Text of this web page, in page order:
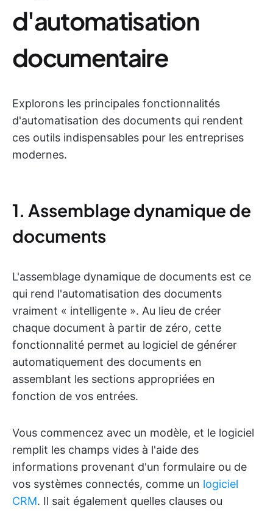
d'automatisation
documentaire
Explorons les principales fonctionnalités
d'automatisation des documents qui rendent
ces outils indispensables pour les entreprises
modernes.
1. Assemblage dynamique de
documents
L'assemblage dynamique de documents est ce
qui rend l'automatisation des documents
vraiment « intelligente ». Au lieu de créer
chaque document à partir de zéro, cette
fonctionnalité permet au logiciel de générer
automatiquement des documents en
assemblant les sections appropriées en
fonction de vos entrées.
Vous commencez avec un modèle, et le logiciel
remplit les champs vides à l'aide des
informations provenant d'un formulaire ou de
vos systèmes connectés, comme un logiciel
CRM. Il sait également quelles clauses ou